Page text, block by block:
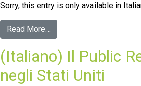
Sorry, this entry is only available in
Read More…
(Italiano) Il Public
negli Stati Uniti